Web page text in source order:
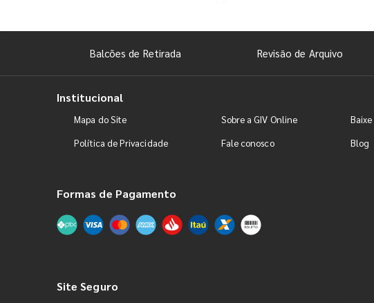
Balcões de Retirada Revisão de Arquivo
Institucional
Mapa do Site Sobre a GIV Online
Política de Privacidade
Fale conosco Blog
Formas de Pagamento
Site Seguro